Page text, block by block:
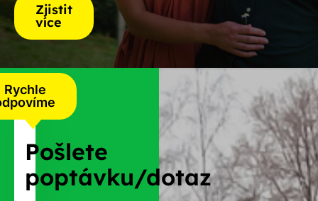
Zjistit
více
Rychle
Pošlete
poptávku/dotaz